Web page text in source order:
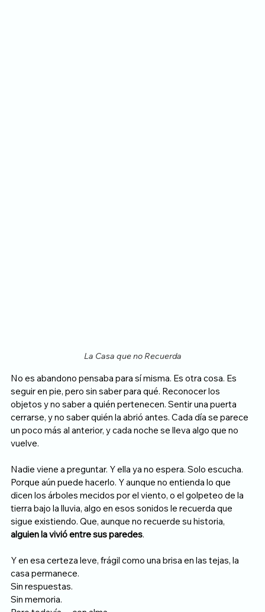
La Casa que no Recuerda
No es abandono pensaba para sí misma. Es otra cosa. Es
seguir en pie, pero sin saber para qué. Reconocer los
objetos y no saber a quién pertenecen. Sentir una puerta
cerrarse, y no saber quién la abrió antes. Cada día se parece
un poco más al anterior, y cada noche se lleva algo que no
vuelve.
Nadie viene a preguntar. Y ella ya no espera. Solo escucha.
Porque aún puede hacerlo. Y aunque no entienda lo que
dicen los árboles mecidos por el viento, o el golpeteo de la
tierra bajo la lluvia, algo en esos sonidos le recuerda que
sigue existiendo. Que, aunque no recuerde su historia,
alguien la vivió entre sus paredes.
Y en esa certeza leve, frágil como una brisa en las tejas, la
casa permanece.
Sin respuestas.
Sin memoria.